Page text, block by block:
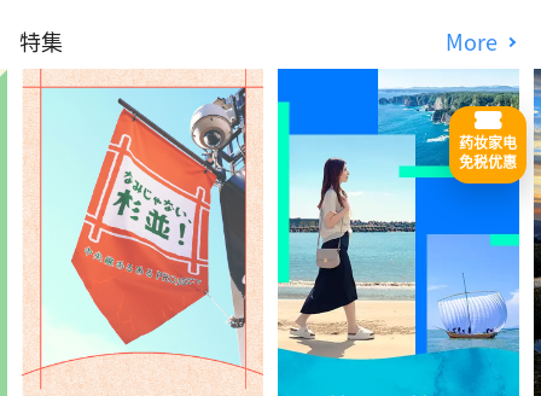
特集 More
药妆家电
免税优惠